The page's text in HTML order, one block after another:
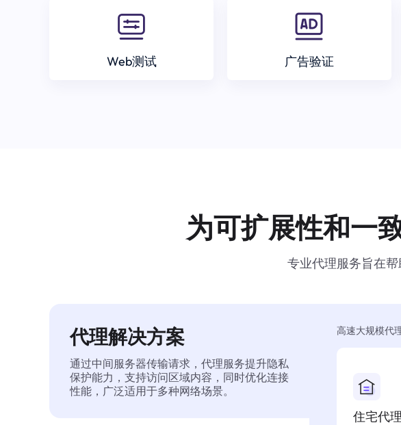
Web测试 广告验证
为可扩展性和一
专业代理服务旨在帮
代理解决方案
通过中间服务器传输请求，代理服务提升隐私
保护能力，支持访问区域内容，同时优化连接
性能，广泛适用于多种网络场景。
高速大规模代
住宅代理